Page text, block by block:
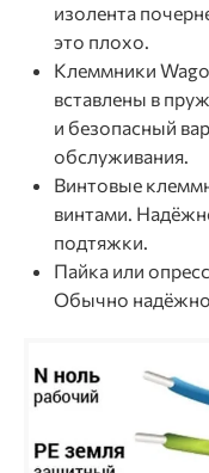
изолента
это плохо.
Клеммники
вставлены в
и безопасный
обслуживания.
Винтовые
винтами.
подтяжки.
Пайка или
Обычно